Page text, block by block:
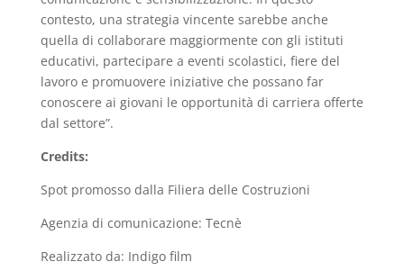
contesto, una strategia vincente sarebbe anche
quella di collaborare maggiormente con gli istituti
educativi, partecipare a eventi scolastici, fiere del
lavoro e promuovere iniziative che possano far
conoscere ai giovani le opportunità di carriera offerte
dal settore”.
Credits:
Spot promosso dalla Filiera delle Costruzioni
Agenzia di comunicazione: Tecnè
Realizzato da: Indigo film